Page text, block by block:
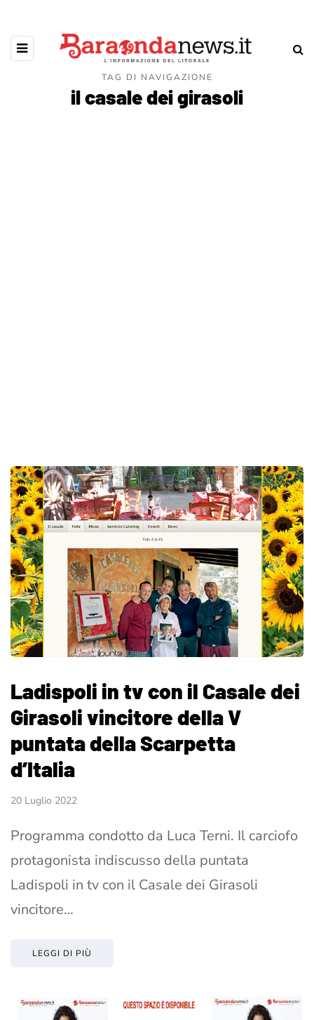
TAG DI NAVIGAZIONE
il casale dei girasoli
Ladispoli in tv con il Casale dei
Girasoli vincitore della V
puntata della Scarpetta
d’Italia
20 Luglio 2022
Programma condotto da Luca Terni. Il carciofo
protagonista indiscusso della puntata
Ladispoli in tv con il Casale dei Girasoli
vincitore…
LEGGI DI PIÙ